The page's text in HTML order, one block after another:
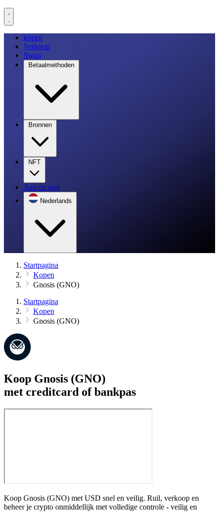
kopen
Verkoop
Swap
Betaalmethoden
Bronnen
NFT
Aan de slag
Nederlands
Startpagina
Kopen
Gnosis (GNO)
Startpagina
Kopen
Gnosis (GNO)
Koop Gnosis (GNO)
met creditcard of bankpas
Koop Gnosis (GNO) met USD snel en veilig. Ruil, verkoop en
beheer je crypto onmiddellijk met volledige controle - veilig en